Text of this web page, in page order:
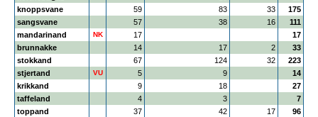
knoppsvane
59 83 33
175
sangsvane
57 38 16
111
mandarinand
NK 17
17
brunnakke
14 17 2
33
stokkand
67 124 32
223
stjertand
VU 5 9
14
krikkand
9 18
27
taffeland
4 3
7
toppand
37 42 17
96